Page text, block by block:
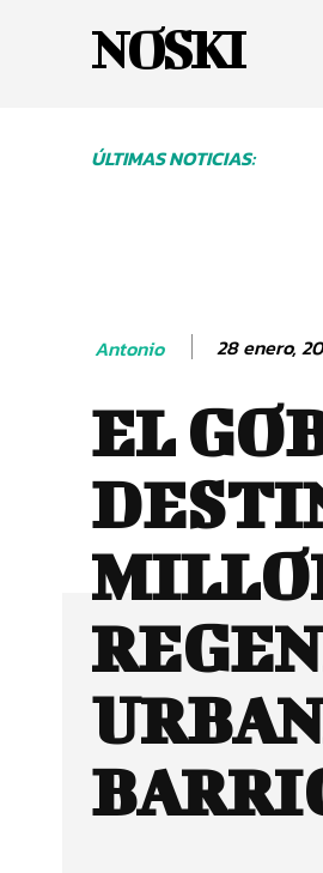
NOSKI
ÚLTIMAS NOTICIAS:
Antonio 28 enero,
EL